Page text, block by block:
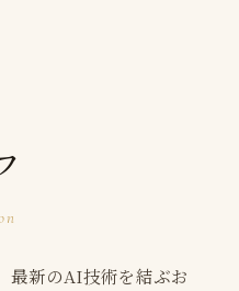
最新のAI技術を結ぶお